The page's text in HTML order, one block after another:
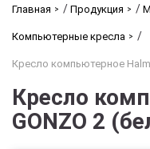
Главная / Продукция /
Компьютерные кресла /
Кресло компьютерное
Кресло
GONZO 2